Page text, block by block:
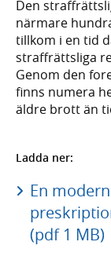
Den
närmare
tillkom i en tid
straffrättsliga
Genom den
finns numera
äldre brott än
Ladda ner:
En
(pdf 1 MB)